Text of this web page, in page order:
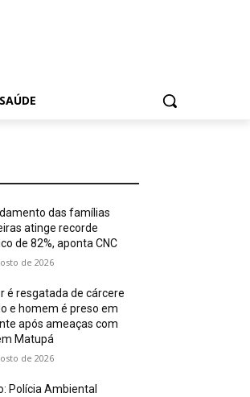
SAÚDE
das famílias
atinge recorde
de 82%, aponta CNC
de 2026
é resgatada de cárcere
e homem é preso em
após ameaças com
Matupá
de 2026
Polícia Ambiental